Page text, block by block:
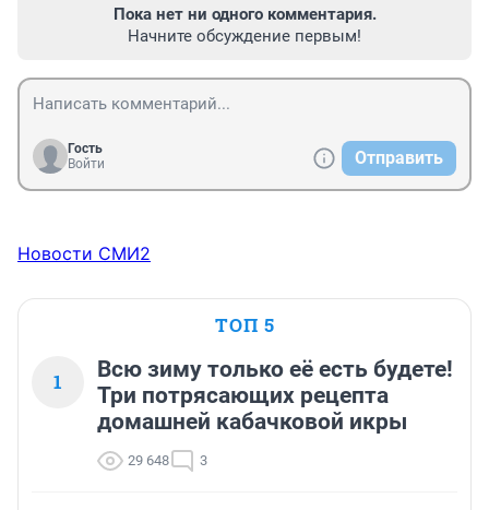
Пока нет ни одного комментария.
Начните обсуждение первым!
Гость
Войти
Отправить
Новости СМИ2
ТОП 5
1
Всю зиму только её есть будете!
Три потрясающих рецепта
домашней кабачковой икры
29 648 3